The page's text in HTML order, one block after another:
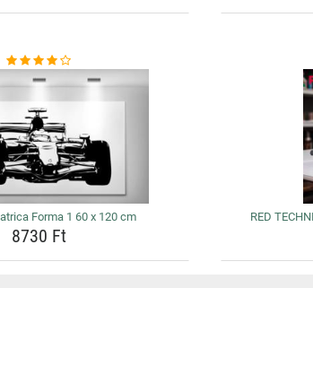
Forma 1 60 x 120 cm
8730 Ft
RED